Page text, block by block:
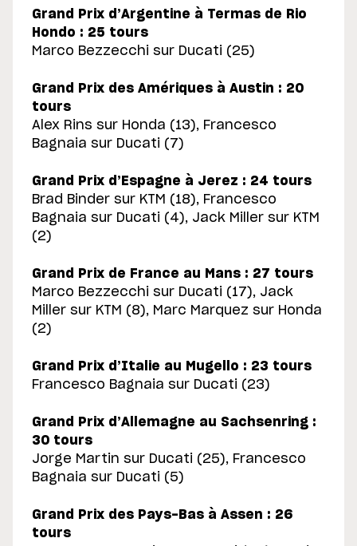
Grand Prix d’Argentine à Termas de Rio
Hondo : 25 tours
Marco Bezzecchi sur Ducati (25)
Grand Prix des Amériques à Austin : 20
tours
Alex Rins sur Honda (13), Francesco
Bagnaia sur Ducati (7)
Grand Prix d’Espagne à Jerez : 24 tours
Brad Binder sur KTM (18), Francesco
Bagnaia sur Ducati (4), Jack Miller sur KTM
(2)
Grand Prix de France au Mans : 27 tours
Marco Bezzecchi sur Ducati (17), Jack
Miller sur KTM (8), Marc Marquez sur Honda
(2)
Grand Prix d’Italie au Mugello : 23 tours
Francesco Bagnaia sur Ducati (23)
Grand Prix d’Allemagne au Sachsenring :
30 tours
Jorge Martin sur Ducati (25), Francesco
Bagnaia sur Ducati (5)
Grand Prix des Pays-Bas à Assen : 26
tours